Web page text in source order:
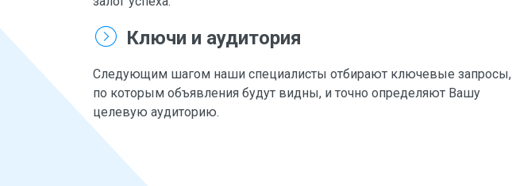
Ключи и аудитория
Следующим шагом наши специалисты отбирают ключевые запросы,
по которым объявления будут видны, и точно определяют Вашу
целевую аудиторию.